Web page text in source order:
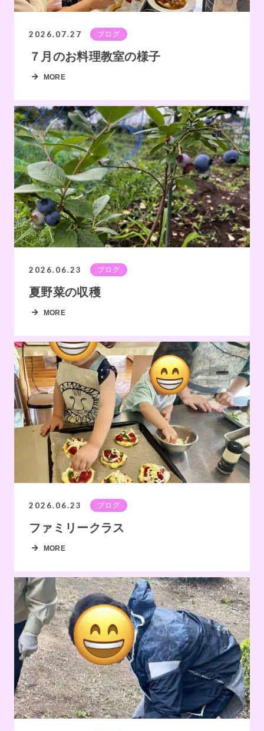
2026.07.27 ブログ
７月のお料理教室の様子
MORE
2026.06.23 ブログ
夏野菜の収穫
MORE
2026.06.23 ブログ
ファミリークラス
MORE